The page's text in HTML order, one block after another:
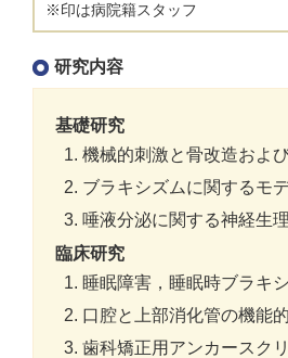
※印は病院籍スタッフ
研究内容
基礎研究
機械的刺激と骨改造およ
ブラキシズムに関するモ
唾液分泌に関する神経生
臨床研究
睡眠障害，睡眠時ブラキ
口腔と上部消化管の機能
歯科矯正用アンカースク